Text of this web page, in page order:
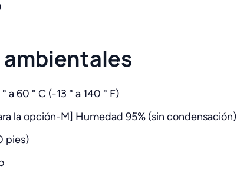
60 ° C (-13 ° a 140 ° F)
la opción-M] Humedad 95% (sin condensación)
pies)